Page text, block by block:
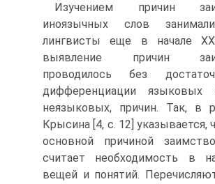
Изучением причин
иноязычных слов
лингвисты еще в начале
выявление причин
проводилось без
дифференциации языковых
неязыковых, причин. Так, в
Крысина [4, с. 12] указывается,
основной причиной
считает необходимость в
вещей и понятий.